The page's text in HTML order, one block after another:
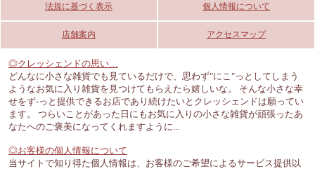
法規に基づく表示 個人情報について
店舗案内 アクセスマップ
◎クレッシェンドの思い…
どんなに小さな雑貨でも見ているだけで、思わず"にこ"っとしてしまう
ようなお気に入り雑貨を見つけてもらえたら嬉しいな。 そんな小さな幸
せをず-っと提供できるお店であり続けたいとクレッシェンドは願ってい
ます。 つらいことがあった日にもお気に入りの小さな雑貨が頑張ったあ
なたへのご褒美になってくれますように...
◎お客様の個人情報について
当サイトで知り得た個人情報は、お客様のご希望によるサービス提供以